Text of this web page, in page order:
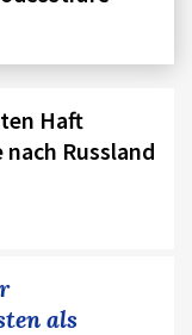
Haft
Russland
als